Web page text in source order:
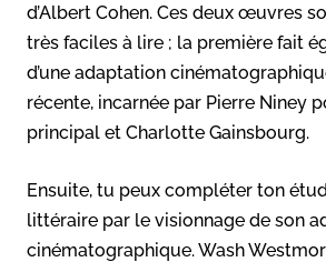
d’Albert Cohen. Ces deux œuvres
très faciles à lire ; la première fait
d’une adaptation
récente, incarnée par Pierre Niney
principal et Charlotte Gainsbourg.
Ensuite, tu peux compléter ton
littéraire par le visionnage de son
cinématographique. Wash